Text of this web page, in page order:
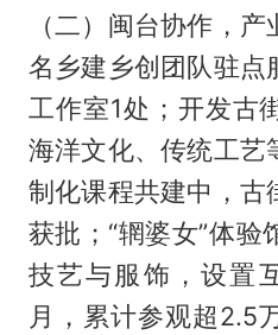
（二）闽台协作，
名乡建乡创团队驻点
工作室1处；开发古
海洋文化、传统工艺
制化课程共建中，古
获批；“辋婆女”体
技艺与服饰，设置
月，累计参观超2.5